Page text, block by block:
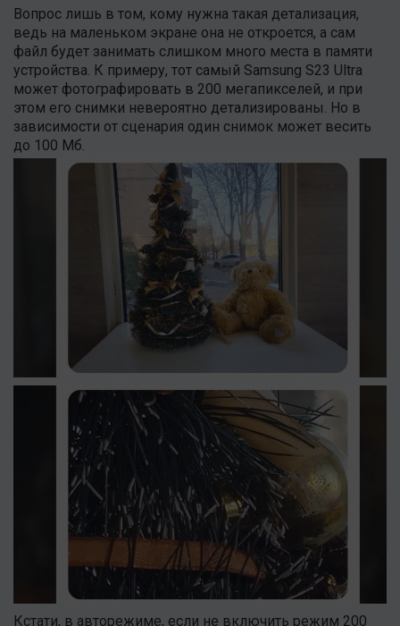
Вопрос лишь в том, кому нужна такая детализация,
ведь на маленьком экране она не откроется, а сам
файл будет занимать слишком много места в памяти
устройства. К примеру, тот самый Samsung S23 Ultra
может фотографировать в 200 мегапикселей, и при
этом его снимки невероятно детализированы. Но в
зависимости от сценария один снимок может весить
до 100 Мб.
Кстати, в авторежиме, если не включить режим 200